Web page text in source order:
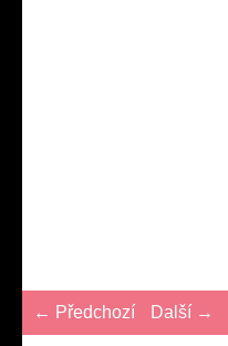
← Předchozí Další →